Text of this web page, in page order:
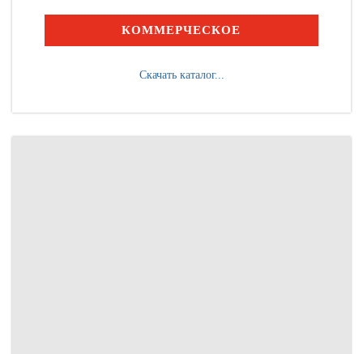
КОММЕРЧЕСКОЕ
Скачать каталог...